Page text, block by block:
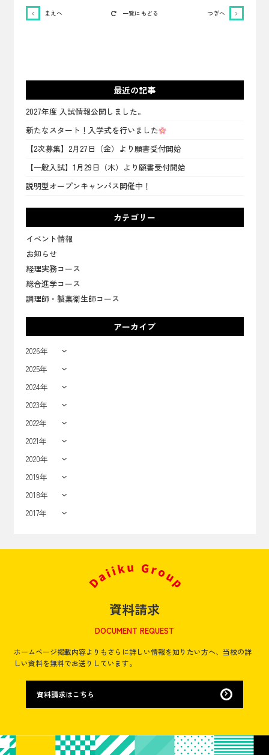
まえへ つぎへ
一覧にもどる
最近の記事
2027年度 入試情報公開しました。
新たなスタート！入学式を行いました
【2次募集】2月27日（金）より願書受付開始
【一般入試】1月29日（木）より願書受付開始
説明型オープンキャンパス開催中！
カテゴリー
イベント情報
お知らせ
経理実務コース
総合進学コース
調理師・製菓衛生師コース
アーカイブ
2026年
2025年
2024年
2023年
2022年
2021年
2020年
2019年
2018年
2017年
資料請求
DOCUMENT REQUEST
ホームページ掲載内容よりもさらに詳しい情報を知りたい方へ、 当校の詳
しい資料を無料でお送りしています。
資料請求はこちら